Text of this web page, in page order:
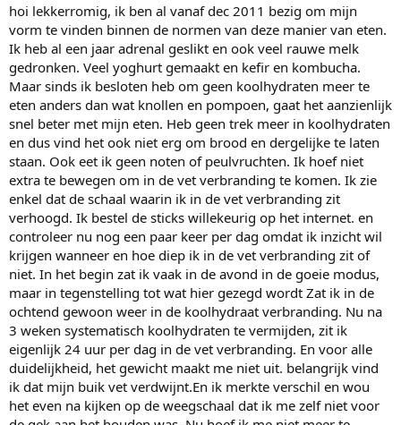
hoi lekkerromig, ik ben al vanaf dec 2011 bezig om mijn
vorm te vinden binnen de normen van deze manier van eten.
Ik heb al een jaar adrenal geslikt en ook veel rauwe melk
gedronken. Veel yoghurt gemaakt en kefir en kombucha.
Maar sinds ik besloten heb om geen koolhydraten meer te
eten anders dan wat knollen en pompoen, gaat het aanzienlijk
snel beter met mijn eten. Heb geen trek meer in koolhydraten
en dus vind het ook niet erg om brood en dergelijke te laten
staan. Ook eet ik geen noten of peulvruchten. Ik hoef niet
extra te bewegen om in de vet verbranding te komen. Ik zie
enkel dat de schaal waarin ik in de vet verbranding zit
verhoogd. Ik bestel de sticks willekeurig op het internet. en
controleer nu nog een paar keer per dag omdat ik inzicht wil
krijgen wanneer en hoe diep ik in de vet verbranding zit of
niet. In het begin zat ik vaak in de avond in de goeie modus,
maar in tegenstelling tot wat hier gezegd wordt Zat ik in de
ochtend gewoon weer in de koolhydraat verbranding. Nu na
3 weken systematisch koolhydraten te vermijden, zit ik
eigenlijk 24 uur per dag in de vet verbranding. En voor alle
duidelijkheid, het gewicht maakt me niet uit. belangrijk vind
ik dat mijn buik vet verdwijnt.En ik merkte verschil en wou
het even na kijken op de weegschaal dat ik me zelf niet voor